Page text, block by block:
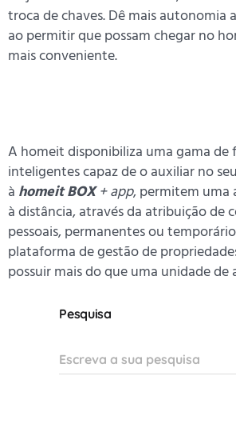
troca de chaves. Dê mais autonomia
ao permitir que possam chegar no
mais conveniente.
A homeit disponibiliza uma gama de
inteligentes capaz de o auxiliar no
à homeit BOX+ app, permitem uma
à distância, através da atribuição de
pessoais, permanentes ou
plataforma de gestão de
possuir mais do que uma unidade de
Pesquisa